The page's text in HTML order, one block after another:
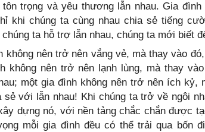
trọng và yêu thương lẫn nhau. Gia
khi chúng ta cùng nhau chia sẻ tiếng
ta hỗ trợ lẫn nhau, chúng ta mới biết
không nên trở nên vắng vẻ, mà thay vào
không nên trở nên lạnh lùng, mà thay
một gia đình không nên trở nên ích kỷ,
sẻ với lẫn nhau! Khi chúng ta trở về ngôi
dựng nó, với nền tảng chắc chắn được
mỗi gia đình đều có thể trải qua bốn